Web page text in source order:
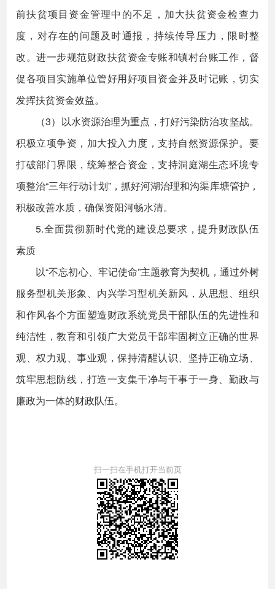
前扶贫项目资金管理中的不足，加大扶贫资金检查力
度，对存在的问题及时通报，持续传导压力，限时整
改。进一步规范财政扶贫资金专账和镇村台账工作，督
促各项目实施单位管好用好项目资金并及时记账，切实
发挥扶贫资金效益。
（3）以水资源治理为重点，打好污染防治攻坚战。
积极立项争资，加大投入力度，支持自然资源保护。要
打破部门界限，统筹整合资金，支持洞庭湖生态环境专
项整治“三年行动计划”，抓好河湖治理和沟渠库塘管护，
积极改善水质，确保资阳河畅水清。
5.全面贯彻新时代党的建设总要求，提升财政队伍
素质
以“不忘初心、牢记使命”主题教育为契机，通过外树
服务型机关形象、内兴学习型机关新风，从思想、组织
和作风各个方面塑造财政系统党员干部队伍的先进性和
纯洁性，教育和引领广大党员干部牢固树立正确的世界
观、权力观、事业观，保持清醒认识、坚持正确立场、
筑牢思想防线，打造一支集干净与干事于一身、勤政与
廉政为一体的财政队伍。
扫一扫在手机打开当前页